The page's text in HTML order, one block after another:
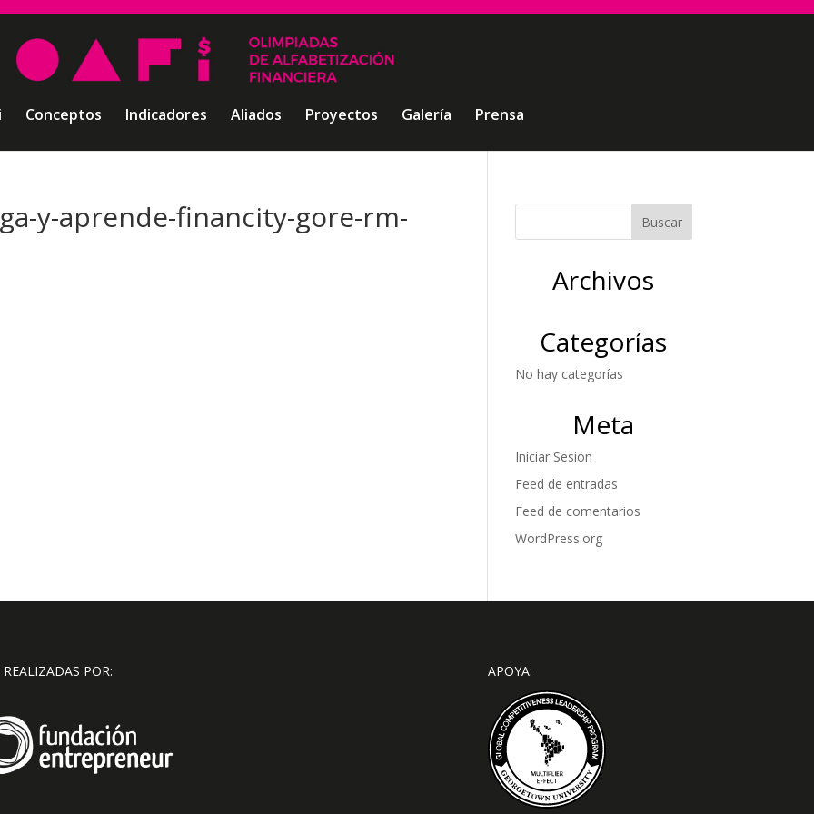
Conceptos Indicadores Aliados Proyectos Galería Prensa
y-aprende-financity-gore-rm-
Archivos
Categorías
No hay categorías
Meta
Iniciar Sesión
Feed de entradas
Feed de comentarios
WordPress.org
POR: APOYA: